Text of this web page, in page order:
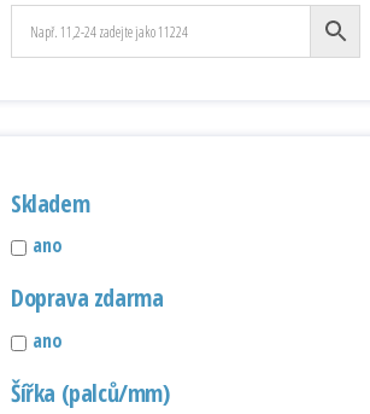
Skladem
ano
Doprava zdarma
ano
Šířka (palců/mm)